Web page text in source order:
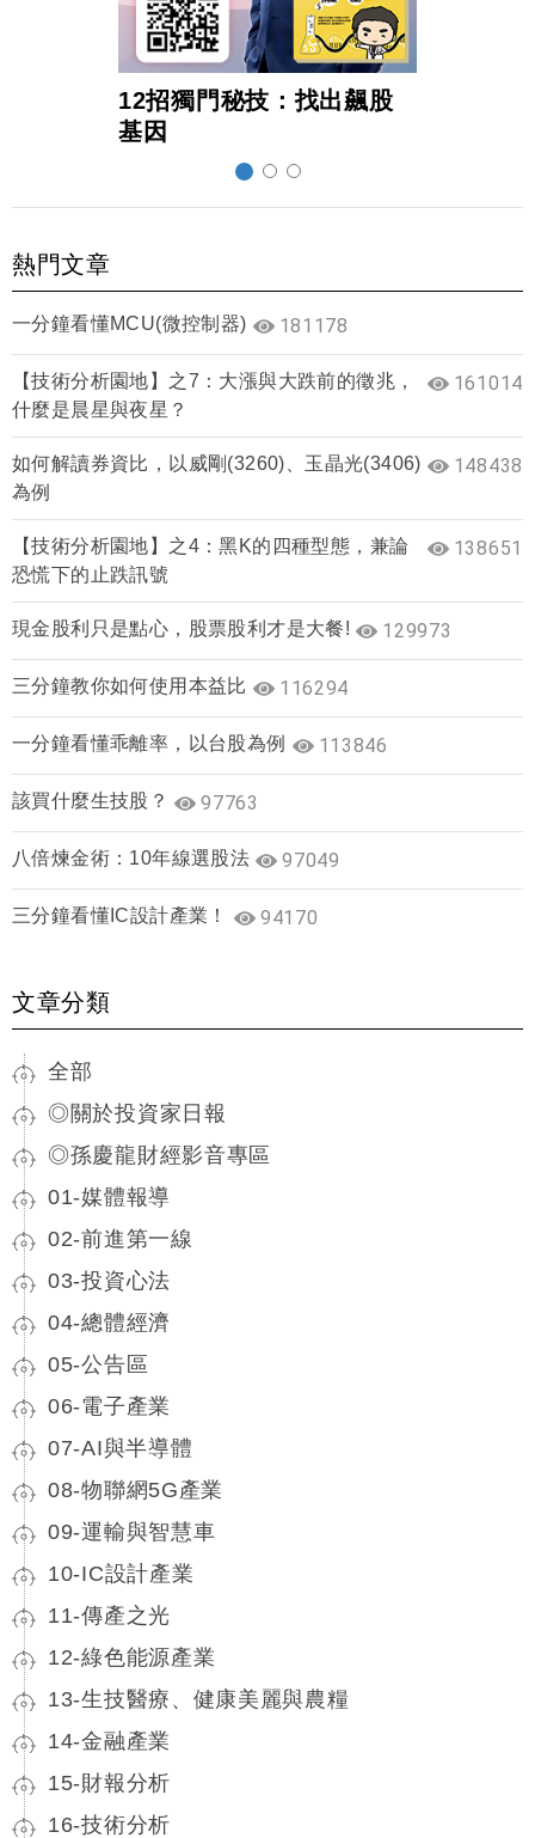
12招獨門秘技：找出飆股
基因
熱門文章
一分鐘看懂MCU(微控制器) 181178
【技術分析園地】之7：大漲與大跌前的徵兆，
什麼是晨星與夜星？
161014
如何解讀券資比，以威剛(3260)、玉晶光(3406)
為例
148438
【技術分析園地】之4：黑K的四種型態，兼論
恐慌下的止跌訊號
138651
現金股利只是點心，股票股利才是大餐! 129973
三分鐘教你如何使用本益比 116294
一分鐘看懂乖離率，以台股為例 113846
該買什麼生技股？ 97763
八倍煉金術：10年線選股法 97049
三分鐘看懂IC設計產業！ 94170
文章分類
全部
◎關於投資家日報
◎孫慶龍財經影音專區
01-媒體報導
02-前進第一線
03-投資心法
04-總體經濟
05-公告區
06-電子產業
07-AI與半導體
08-物聯網5G產業
09-運輸與智慧車
10-IC設計產業
11-傳產之光
12-綠色能源產業
13-生技醫療、健康美麗與農糧
14-金融產業
15-財報分析
16-技術分析